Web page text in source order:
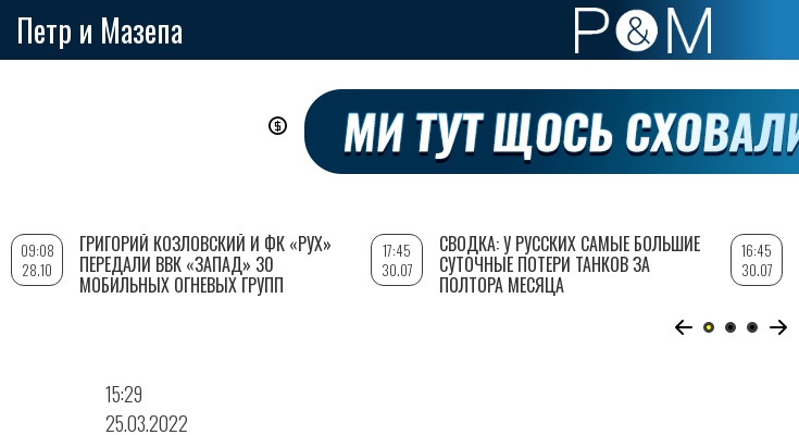
Петр и Мазепа
15:29
25.03.2022
09:08
28.10
ГРИГОРИЙ КОЗЛОВСКИЙ И ФК «РУХ»
ПЕРЕДАЛИ ВВК «ЗАПАД» 30
МОБИЛЬНЫХ ОГНЕВЫХ ГРУПП
17:45
30.07
СВОДКА: У РУССКИХ САМЫЕ БОЛЬШИЕ
СУТОЧНЫЕ ПОТЕРИ ТАНКОВ ЗА
ПОЛТОРА МЕСЯЦА
16:45
30.07